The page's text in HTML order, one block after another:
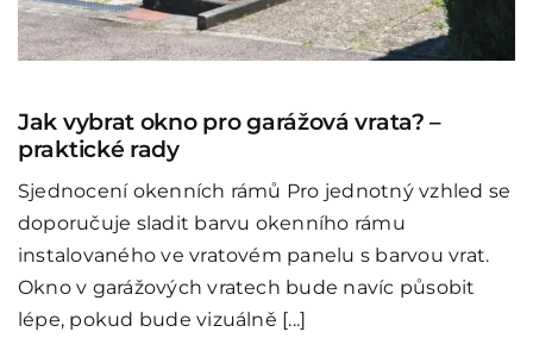
Jak vybrat okno pro garážová vrata? –
praktické rady
Sjednocení okenních rámů Pro jednotný vzhled se
doporučuje sladit barvu okenního rámu
instalovaného ve vratovém panelu s barvou vrat.
Okno v garážových vratech bude navíc působit
lépe, pokud bude vizuálně [...]